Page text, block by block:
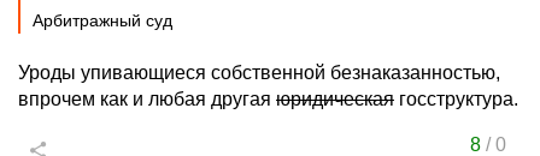
Арбитражный суд
Уроды упивающиеся собственной безнаказанностью,
впрочем как и любая другая юридическая госструктура.
8/0